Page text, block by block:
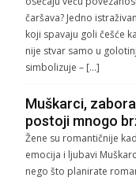
čaršava? Jedno
koji spavaju goli češće
nije stvar samo u
simbolizuje – […]
Muškarci,
postoji mnogo
Žene su romantičnije
emocija i ljubavi
nego što planirate